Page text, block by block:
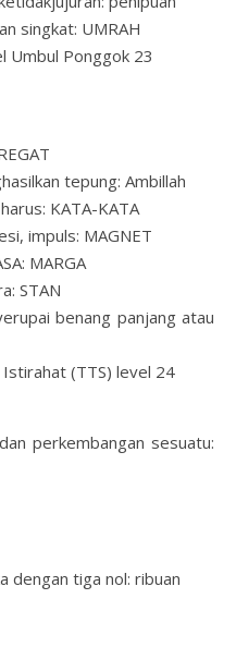
singkat: UMRAH
Umbul Ponggok 23
tepung: Ambillah
KATA-KATA
impuls: MAGNET
MARGA
STAN
benang panjang atau
(TTS) level 24
perkembangan sesuatu:
dengan tiga nol: ribuan